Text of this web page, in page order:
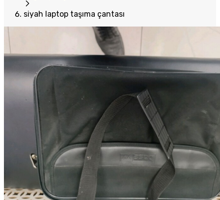
siyah laptop taşıma çantası